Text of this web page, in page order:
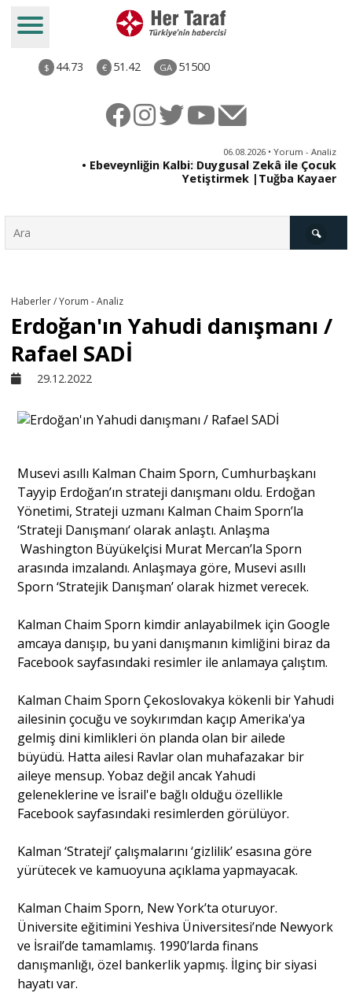
$ 44.73 € 51.42 GA 51500
06.08.2026 • Yorum - Analiz
• Ebeveynliğin Kalbi: Duygusal Zekâ ile Çocuk
Yetiştirmek |Tuğba Kayaer
Ekonomi
Dünya
Yorum - Analiz
Söyleşi
Yazı Dizisi
Portre
Yazarlar
Dosya Haber
Ankara Analiz
Haberler / Yorum - Analiz
Erdoğan'ın Yahudi danışmanı /
Rafael SADİ
29.12.2022
Musevi asıllı Kalman Chaim Sporn, Cumhurbaşkanı
Tayyip Erdoğan’ın strateji danışmanı oldu. Erdoğan
Yönetimi, Strateji uzmanı Kalman Chaim Sporn’la
‘Strateji Danışmanı‘ olarak anlaştı. Anlaşma
Washington Büyükelçisi Murat Mercan’la Sporn
arasında imzalandı. Anlaşmaya göre, Musevi asıllı
Sporn ‘Stratejik Danışman’ olarak hizmet verecek.
Kalman Chaim Sporn kimdir anlayabilmek için Google
amcaya danışıp, bu yani danışmanın kimliğini biraz da
Facebook sayfasındaki resimler ile anlamaya çalıştım.
Kalman Chaim Sporn Çekoslovakya kökenli bir Yahudi
ailesinin çocuğu ve soykırımdan kaçıp Amerika'ya
gelmiş dini kimlikleri ön planda olan bir ailede
büyüdü. Hatta ailesi Ravlar olan muhafazakar bir
aileye mensup. Yobaz değil ancak Yahudi
geleneklerine ve İsrail'e bağlı olduğu özellikle
Facebook sayfasındaki resimlerden görülüyor.
Kalman ‘Strateji’ çalışmalarını ‘gizlilik’ esasına göre
yürütecek ve kamuoyuna açıklama yapmayacak.
Kalman Chaim Sporn, New York’ta oturuyor.
Üniversite eğitimini Yeshiva Üniversitesi’nde Newyork
ve İsrail’de tamamlamış. 1990’larda finans
danışmanlığı, özel bankerlik yapmış. İlginç bir siyasi
hayatı var.